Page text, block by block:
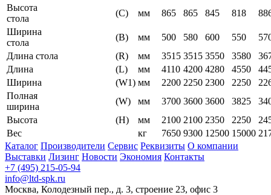
Высота
стола
(C) мм 865 865 845 818
Ширина
стола
(B) мм 500 580 600 550
Длина стола
(R) мм 3515 3515 3550 3580
Длина
(L) мм 4110 4200 4280 4550
Ширина
(W1) мм 2200 2250 2300 2250
Полная
ширина
(W) мм 3700 3600 3600 3825
Высота
(H) мм 2100 2100 2350 2250
Вес
кг 7650 9300 12500 15000
Каталог Производители Сервис Реквизиты О компании
Выставки Лизинг Новости Экономия Контакты
+7 (495) 215-05-94
info@ltd-spk.ru
Москва, Колодезный пер., д. 3, строение 23, офис 3